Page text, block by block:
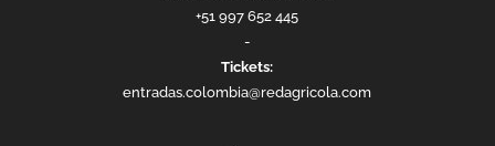
+51 997 652 445
-
Tickets:
entradas.colombia@redagricola.com